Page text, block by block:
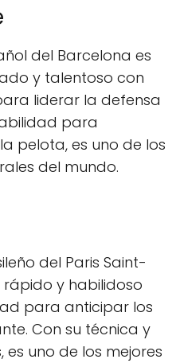
del Barcelona es
y talentoso con
liderar la defensa
para
pelota, es uno de los
del mundo.
del Paris Saint-
y habilidoso
para anticipar los
Con su técnica y
uno de los mejores